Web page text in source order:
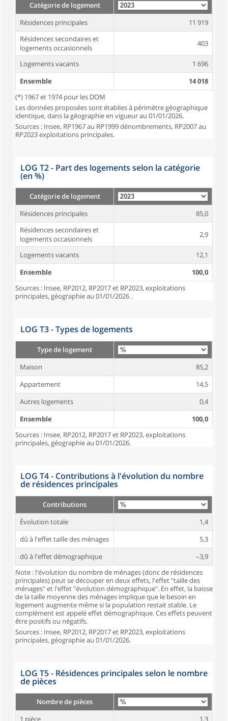
Catégorie de logement
Résidences principales
11 919
Résidences secondaires et
logements occasionnels
403
Logements vacants
1 696
Ensemble
14 018
(*) 1967 et 1974 pour les DOM
Les données proposées sont établies à périmètre géographique
identique, dans la géographie en vigueur au 01/01/2026.
Sources : Insee, RP1967 au RP1999 dénombrements, RP2007 au
RP2023 exploitations principales.
LOG T2 - Part des logements selon la catégorie
(en %)
Catégorie de logement
Résidences principales
85,0
Résidences secondaires et
logements occasionnels
2,9
Logements vacants
12,1
Ensemble
100,0
Sources : Insee, RP2012, RP2017 et RP2023, exploitations
principales, géographie au 01/01/2026 .
LOG T3 - Types de logements
Type de logement
Maison
85,2
Appartement
14,5
Autres logements
0,4
Ensemble
100,0
Sources : Insee, RP2012, RP2017 et RP2023, exploitations
principales, géographie au 01/01/2026.
LOG T4 - Contributions à l'évolution du nombre
de résidences principales
Contributions
Évolution totale
1,4
dû à l'effet taille des ménages
5,3
dû à l'effet démographique
–3,9
Note : l'évolution du nombre de ménages (donc de résidences
principales) peut se découper en deux effets, l'effet "taille des
ménages" et l'effet "évolution démographique". En effet, la baisse
de la taille moyenne des ménages implique que le besoin en
logement augmente même si la population restait stable. Le
complément est appelé effet démographique. Ces effets peuvent
être positifs ou négatifs.
Sources : Insee, RP2012, RP2017 et RP2023, exploitations
principales, géographie au 01/01/2026.
LOG T5 - Résidences principales selon le nombre
de pièces
Nombre de pièces
1 pièce
1,3